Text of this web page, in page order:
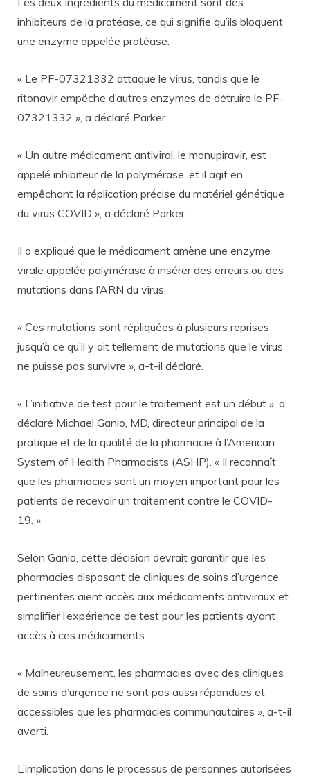
inhibiteurs de la protéase, ce qui signifie qu’ils bloquent
une enzyme appelée protéase.
« Le PF-07321332 attaque le virus, tandis que le
ritonavir empêche d’autres enzymes de détruire le PF-
07321332 », a déclaré Parker.
« Un autre médicament antiviral, le monupiravir, est
appelé inhibiteur de la polymérase, et il agit en
empêchant la réplication précise du matériel génétique
du virus COVID », a déclaré Parker.
Il a expliqué que le médicament amène une enzyme
virale appelée polymérase à insérer des erreurs ou des
mutations dans l’ARN du virus.
« Ces mutations sont répliquées à plusieurs reprises
jusqu’à ce qu’il y ait tellement de mutations que le virus
ne puisse pas survivre », a-t-il déclaré.
« L’initiative de test pour le traitement est un début », a
déclaré Michael Ganio, MD, directeur principal de la
pratique et de la qualité de la pharmacie à l’American
System of Health Pharmacists (ASHP). « Il reconnaît
que les pharmacies sont un moyen important pour les
patients de recevoir un traitement contre le COVID-
19. »
Selon Ganio, cette décision devrait garantir que les
pharmacies disposant de cliniques de soins d’urgence
pertinentes aient accès aux médicaments antiviraux et
simplifier l’expérience de test pour les patients ayant
accès à ces médicaments.
« Malheureusement, les pharmacies avec des cliniques
de soins d’urgence ne sont pas aussi répandues et
accessibles que les pharmacies communautaires », a-t-il
averti.
L’implication dans le processus de personnes autorisées